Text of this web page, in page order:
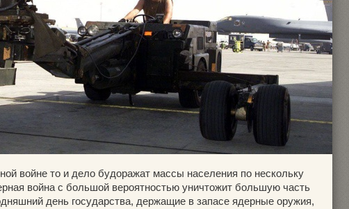
войне то и дело будоражат массы населения по нескольку
война с большой вероятностью уничтожит большую часть
день государства, держащие в запасе ядерные оружия,